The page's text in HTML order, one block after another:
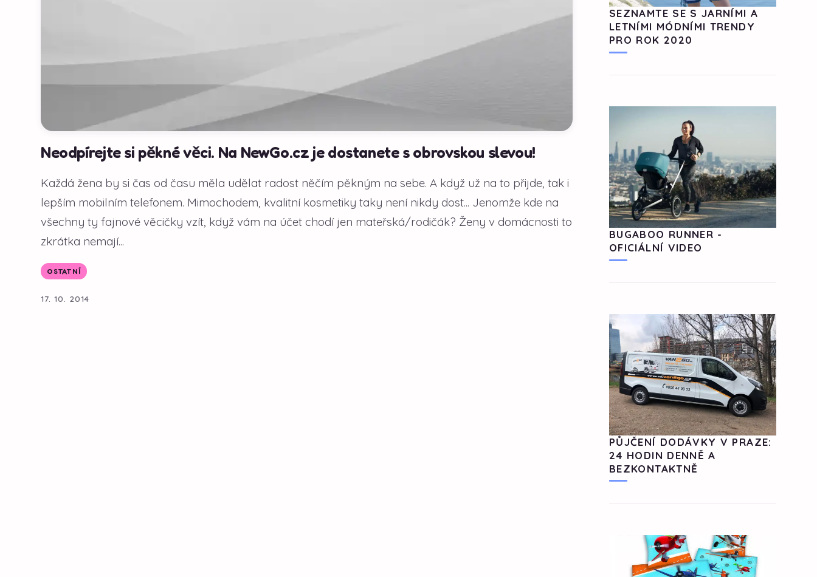
Neodpírejte si pěkné věci. Na NewGo.cz je dostanete s obrovskou slevou!
Každá žena by si čas od času měla udělat radost něčím pěkným na sebe. A když už na to přijde, tak i
lepším mobilním telefonem. Mimochodem, kvalitní kosmetiky taky není nikdy dost... Jenomže kde na
všechny ty fajnové věcičky vzít, když vám na účet chodí jen mateřská/rodičák? Ženy v domácnosti to
zkrátka nemají...
OSTATNÍ
17. 10. 2014
SEZNAMTE SE S JARNÍMI A
LETNÍMI MÓDNÍMI TRENDY
PRO ROK 2020
BUGABOO RUNNER -
OFICIÁLNÍ VIDEO
PŮJČENÍ DODÁVKY V PRAZE:
24 HODIN DENNĚ A
BEZKONTAKTNĚ